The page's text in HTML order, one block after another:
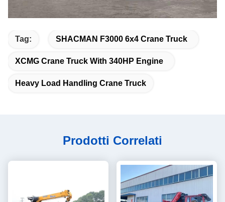
Tag: SHACMAN F3000 6x4 Crane Truck
XCMG Crane Truck With 340HP Engine
Heavy Load Handling Crane Truck
Prodotti Correlati